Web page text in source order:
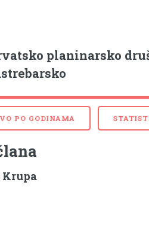
planinarsko
PO GODINAMA